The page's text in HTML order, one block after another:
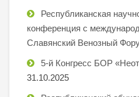
Республиканская
конференция с
Славянский Венозный
5-й Конгресс БОР
31.10.2025